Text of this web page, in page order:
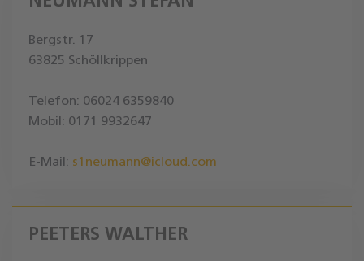
Bergstr. 17
63825 Schöllkrippen
Telefon: 06024 6359840
Mobil: 0171 9932647
E-Mail: s1neumann@icloud.com
PEETERS WALTHER